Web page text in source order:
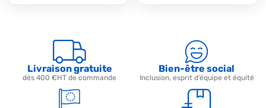
Livraison gratuite
dès 400 €HT de commande
Bien-être social
Inclusion, esprit d’équipe et équité